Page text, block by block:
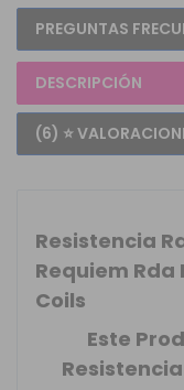
PREGUNTAS
DESCRIPCIÓN
(6) ⭐
Resistencia
Requiem
Coils
Este